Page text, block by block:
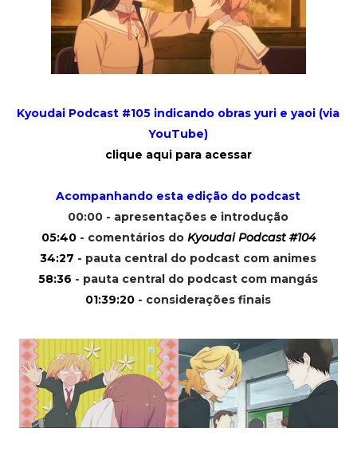
Kyoudai Podcast #105 indicando obras yuri e yaoi (via
YouTube)
clique aqui para acessar
Acompanhando esta edição do podcast
00:00 - apresentações e introdução
05:40- comentários do Kyoudai Podcast #104
34:27 - pauta central do podcast com animes
58:36 - pauta central do podcast com mangás
01:39:20 - considerações finais